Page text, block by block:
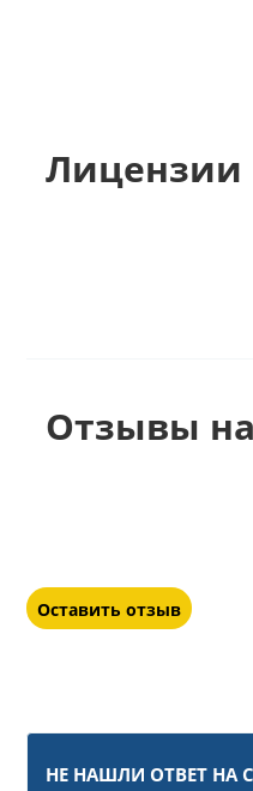
Лицензии
Отзывы
Оставить отзыв
НЕ НАШЛИ ОТВЕТ НА